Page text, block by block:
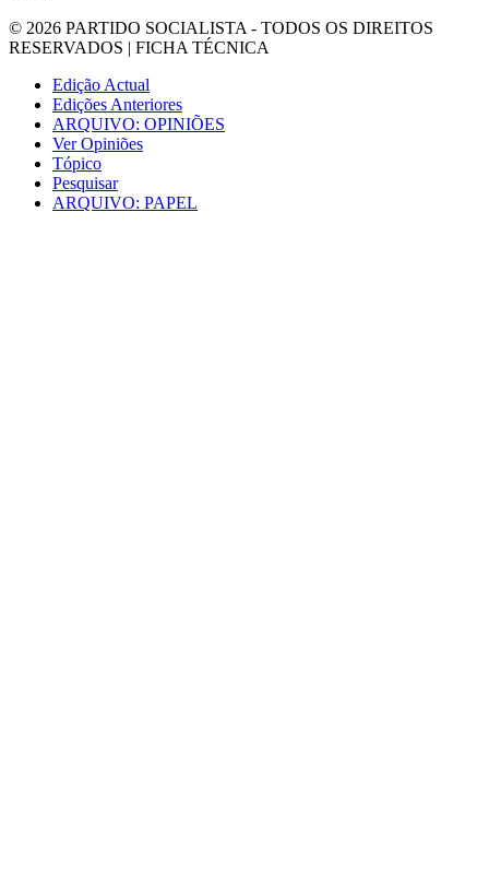
© 2026 PARTIDO SOCIALISTA - TODOS OS DIREITOS
RESERVADOS | FICHA TÉCNICA
Edição Actual
Edições Anteriores
ARQUIVO: OPINIÕES
Ver Opiniões
Tópico
Pesquisar
ARQUIVO: PAPEL